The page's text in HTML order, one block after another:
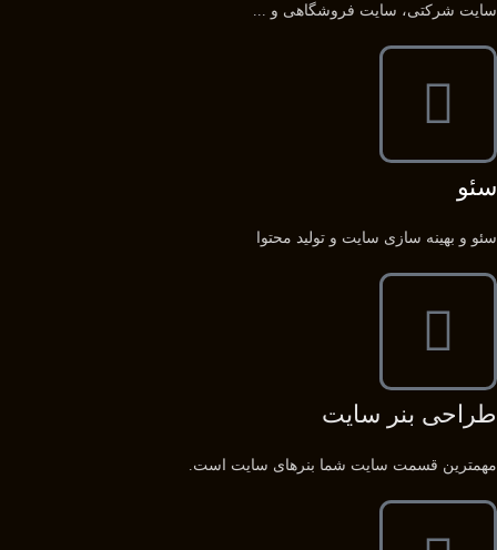
سایت شرکتی، سایت فروشگاهی و ...
سئو
سئو و بهینه سازی سایت و تولید محتوا
طراحی بنر سایت
مهمترین قسمت سایت شما بنرهای سایت است.